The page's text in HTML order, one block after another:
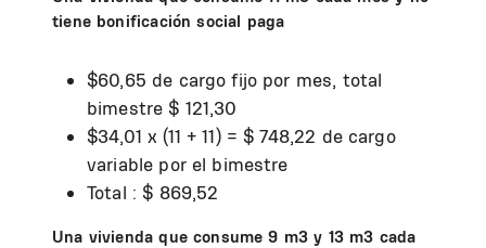
tiene bonificación social paga
$60,65 de cargo fijo por mes, total
bimestre $ 121,30
$34,01 x (11 + 11) = $ 748,22 de cargo
variable por el bimestre
Total : $ 869,52
Una vivienda que consume 9 m3 y 13 m3 cada